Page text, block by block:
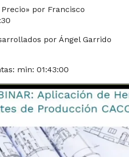
por Francisco
por Ángel Garrido
min: 01:43:00